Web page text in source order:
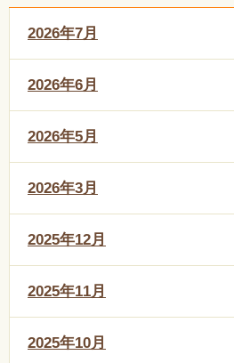
2026年7月
2026年6月
2026年5月
2026年3月
2025年12月
2025年11月
2025年10月